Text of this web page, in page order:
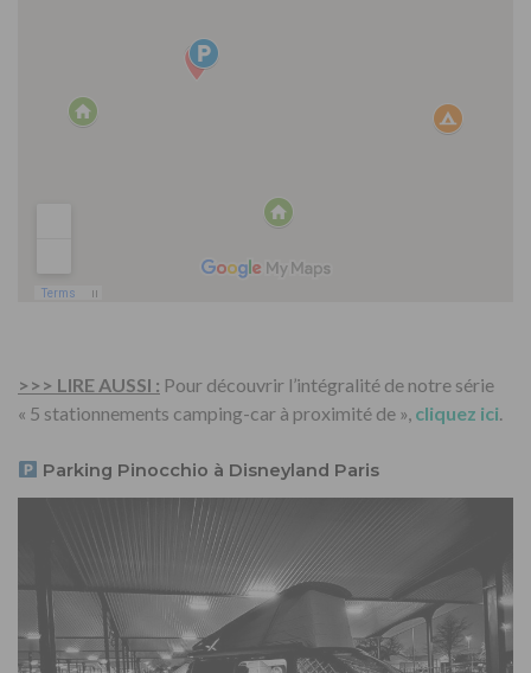
>>> LIRE AUSSI : Pour découvrir l’intégralité de notre série
« 5 stationnements camping-car à proximité de », cliquez ici
Parking Pinocchio à Disneyland Paris